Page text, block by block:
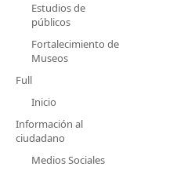
Estudios de
públicos
Fortalecimiento de
Museos
Full
Inicio
Información al
ciudadano
Medios Sociales